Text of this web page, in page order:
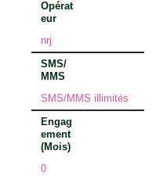
Opérat
eur
nrj
SMS/
MMS
SMS/MMS illimités
Engag
ement
(Mois)
0